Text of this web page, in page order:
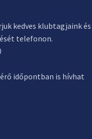
kedves klubtagjaink és
telefonon.
időpontban is hívhat